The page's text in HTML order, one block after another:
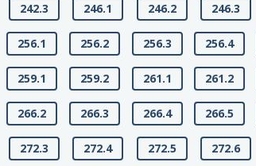
242.3 246.1 246.2 246.3
256.1 256.2 256.3 256.4
259.1 259.2 261.1 261.2
266.2 266.3 266.4 266.5
272.3 272.4 272.5 272.6